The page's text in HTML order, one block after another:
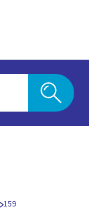
159